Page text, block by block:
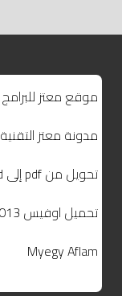
موقع معتز للبرامج
مدونة معتز التقنية
تحويل من pdf إلى word مجانًا
تحميل اوفيس 2013 عربي كامل مضغوط
Myegy Aflam